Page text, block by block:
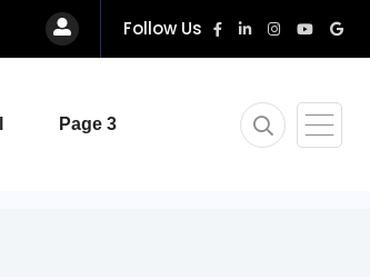
Follow Us
Page 3